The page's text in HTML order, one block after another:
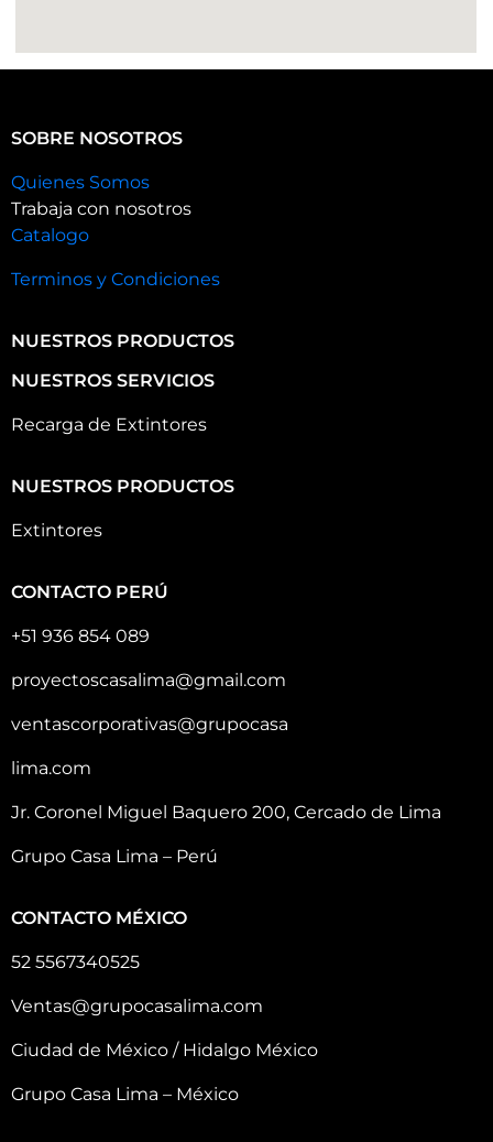
SOBRE NOSOTROS
Quienes Somos
Trabaja con nosotros
Catalogo
Terminos y Condiciones
NUESTROS PRODUCTOS
NUESTROS SERVICIOS
Recarga de Extintores
NUESTROS PRODUCTOS
Extintores
CONTACTO PERÚ
+51 936 854 089
proyectoscasalima@gmail.com
ventascorporativas@grupocasa
lima.com
Jr. Coronel Miguel Baquero 200, Cercado de Lima
Grupo Casa Lima – Perú
CONTACTO MÉXICO
52 5567340525
Ventas@grupocasalima.com
Ciudad de México / Hidalgo México
Grupo Casa Lima – México